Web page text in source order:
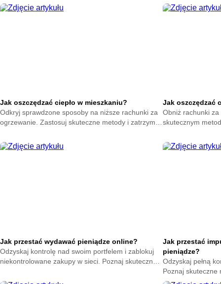
Jak oszczędzać ciepło w mieszkaniu?
Odkryj sprawdzone sposoby na niższe rachunki za
ogrzewanie. Zastosuj skuteczne metody i zatrzymaj
Jak oszczędzać
Obniż rachunki
skutecznym
oszczędzać już
Jak przestać wydawać pieniądze online?
Odzyskaj kontrolę nad swoim portfelem i zablokuj
niekontrolowane zakupy w sieci. Poznaj skuteczne
przycisku kup teraz.
Jak przestać
pieniądze?
Odzyskaj pełną
Poznaj skuteczne
nagłych